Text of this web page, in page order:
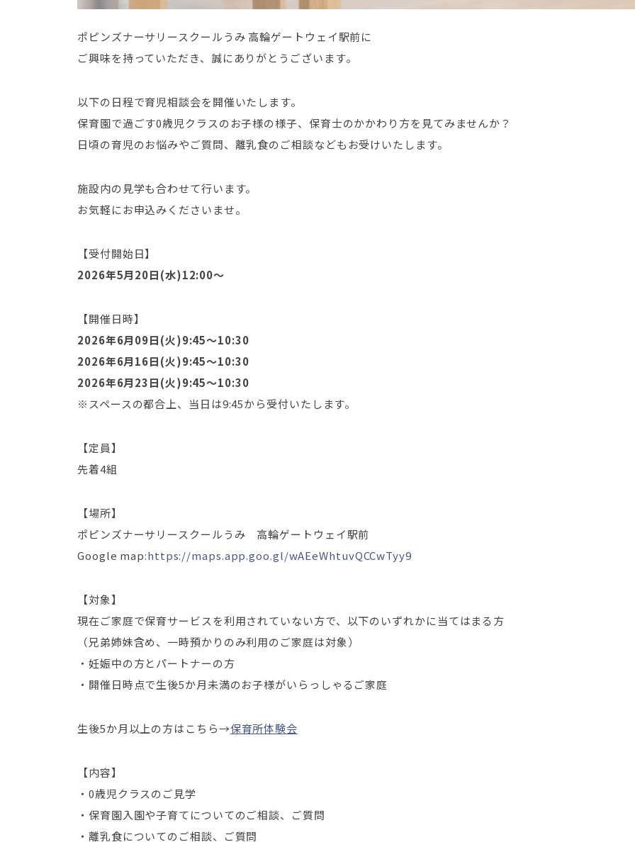
ポピンズナーサリースクールうみ 高輪ゲートウェイ駅前に
ご興味を持っていただき、誠にありがとうございます。
以下の日程で育児相談会を開催いたします。
保育園で過ごす0歳児クラスのお子様の様子、保育士のかかわり方を見てみませんか？
日頃の育児のお悩みやご質問、離乳食のご相談などもお受けいたします。
施設内の見学も合わせて行います。
お気軽にお申込みくださいませ。
【受付開始日】
2026年5月20日(水)12:00～
【開催日時】
2026年6月09日(火)9:45～10:30
2026年6月16日(火)9:45～10:30
2026年6月23日(火)9:45～10:30
※スペースの都合上、当日は9:45から受付いたします。
【定員】
先着4組
【場所】
ポピンズナーサリースクールうみ 高輪ゲートウェイ駅前
Google map:https://maps.app.goo.gl/wAEeWhtuvQCCwTyy9
【対象】
現在ご家庭で保育サービスを利用されていない方で、以下のいずれかに当てはまる方
（兄弟姉妹含め、一時預かりのみ利用のご家庭は対象）
・妊娠中の方とパートナーの方
・開催日時点で生後5か月未満のお子様がいらっしゃるご家庭
生後5か月以上の方はこちら→保育所体験会
【内容】
・0歳児クラスのご見学
・保育園入園や子育てについてのご相談、ご質問
・離乳食についてのご相談、ご質問